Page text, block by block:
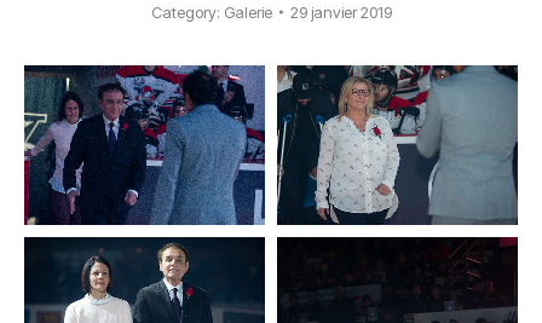
Category: Galerie 29 janvier 2019